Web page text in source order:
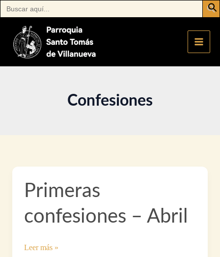
Buscar:
contenido
Confesiones
Primeras
confesiones – Abril
Primeras
Leer más »